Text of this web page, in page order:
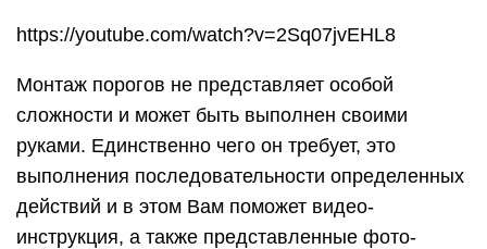
https://youtube.com/watch?v=2Sq07jvEHL8
Монтаж порогов не представляет особой
сложности и может быть выполнен своими
руками. Единственно чего он требует, это
выполнения последовательности определенных
действий и в этом Вам поможет видео-
инструкция, а также представленные фото-